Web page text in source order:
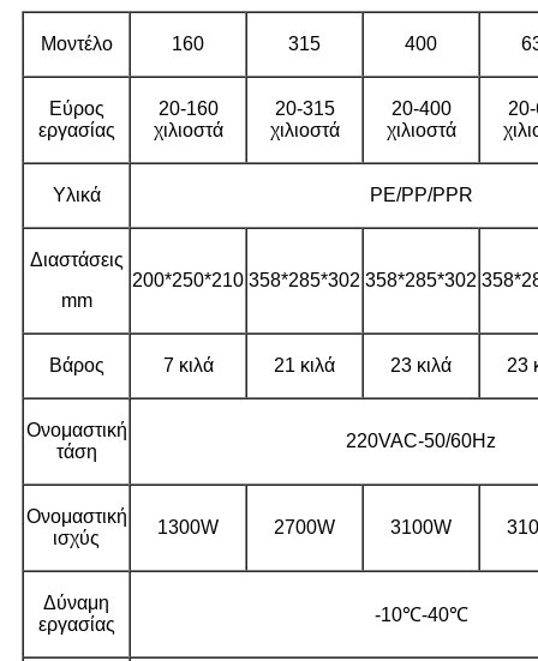
Μοντέλο 160 315 400
Εύρος
εργασίας
20-160
χιλιοστά
20-315
χιλιοστά
20-400
χιλιοστά
Υλικά PE/PP/PPR
Διαστάσεις
mm
200*250*210 358*285*302 358*285*302
Βάρος 7 κιλά 21 κιλά 23 κιλά 23
Ονομαστική
τάση
220VAC-50/60Hz
Ονομαστική
ισχύς
1300W 2700W 3100W
Δύναμη
εργασίας
-10℃-40℃